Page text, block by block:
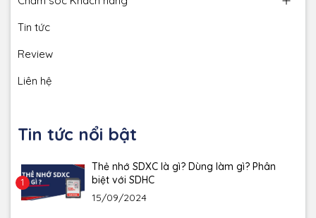
Tin tức
Review
Liên hệ
Tin tức nổi bật
1
Thẻ nhớ SDXC là gì? Dùng làm gì? Phân
biệt với SDHC
15/09/2024